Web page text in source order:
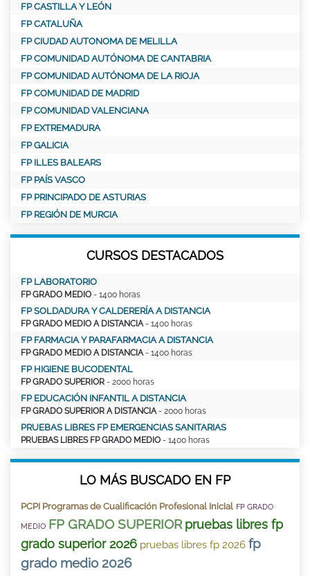
FP CASTILLA Y LEÓN
FP CATALUÑA
FP CIUDAD AUTONOMA DE MELILLA
FP COMUNIDAD AUTÓNOMA DE CANTABRIA
FP COMUNIDAD AUTÓNOMA DE LA RIOJA
FP COMUNIDAD DE MADRID
FP COMUNIDAD VALENCIANA
FP EXTREMADURA
FP GALICIA
FP ILLES BALEARS
FP PAÍS VASCO
FP PRINCIPADO DE ASTURIAS
FP REGIÓN DE MURCIA
CURSOS DESTACADOS
FP LABORATORIO
FP GRADO MEDIO - 1400 horas
FP SOLDADURA Y CALDERERÍA A DISTANCIA
FP GRADO MEDIO A DISTANCIA - 1400 horas
FP FARMACIA Y PARAFARMACIA A DISTANCIA
FP GRADO MEDIO A DISTANCIA - 1400 horas
FP HIGIENE BUCODENTAL
FP GRADO SUPERIOR - 2000 horas
FP EDUCACIÓN INFANTIL A DISTANCIA
FP GRADO SUPERIOR A DISTANCIA - 2000 horas
PRUEBAS LIBRES FP EMERGENCIAS SANITARIAS
PRUEBAS LIBRES FP GRADO MEDIO - 1400 horas
LO MÁS BUSCADO EN FP
PCPI Programas de Cualificación Profesional Inicial FP GRADO
MEDIO FP GRADO SUPERIOR pruebas libres fp
grado superior 2026 pruebas libres fp 2026 fp
grado medio 2026